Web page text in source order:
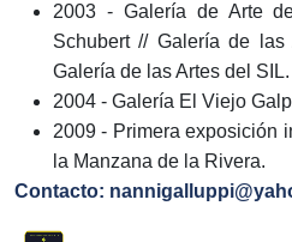
2003 - Galería de Arte
Schubert // Galería de
Galería de las Artes del SIL.
2004 - Galería El Viejo
2009 - Primera exposición
la Manzana de la Rivera.
Contacto: